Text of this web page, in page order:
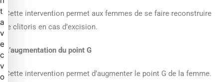
Cette intervention permet aux femmes de se faire reconstruire
le clitoris en cas d’excision.
L’augmentation du point G
Cette intervention permet d’augmenter le point G de la femme.
t
a
v
e
c
v
o